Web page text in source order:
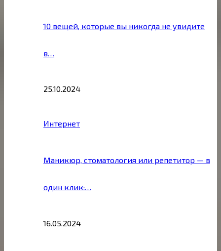
10 вещей, которые вы никогда не увидите
в…
25.10.2024
Интернет
Маникюр, стоматология или репетитор — в
один клик:…
16.05.2024